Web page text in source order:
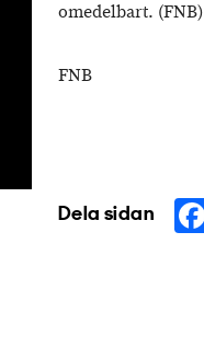
omedelbart. (FNB)
FNB
Dela sidan